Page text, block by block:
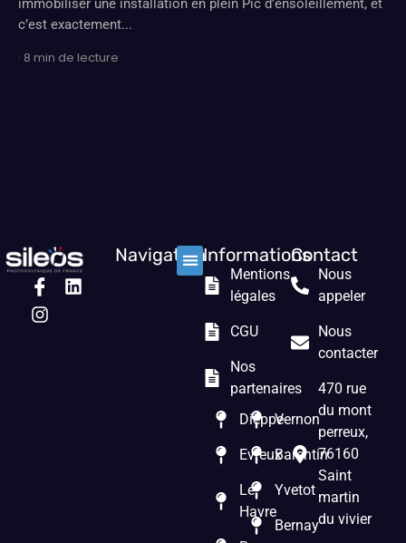
immobiliser une installation en plein Pic d’ensoleillement, et
c’est exactement...
· 8 min de lecture
NavigationInformations
Mentions
légales
CGU
Nos
partenaires
Dieppe
Evreux
Le
Havre
Vernon
Barentin
Yvetot
Bernay
Contact
Nous
appeler
Nous
contacter
470 rue
du mont
perreux,
76160
Saint
martin
du vivier